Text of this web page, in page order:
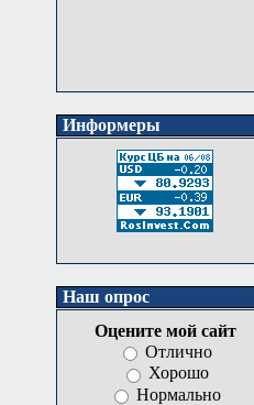
Информеры
Наш опрос
Оцените мой сайт
Отлично
Хорошо
Нормально